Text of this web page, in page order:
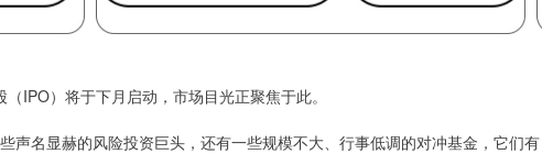
）将于下月启动，市场目光正聚焦于此。
名显赫的风险投资巨头，还有一些规模不大、行事低调的对冲基金，它们有